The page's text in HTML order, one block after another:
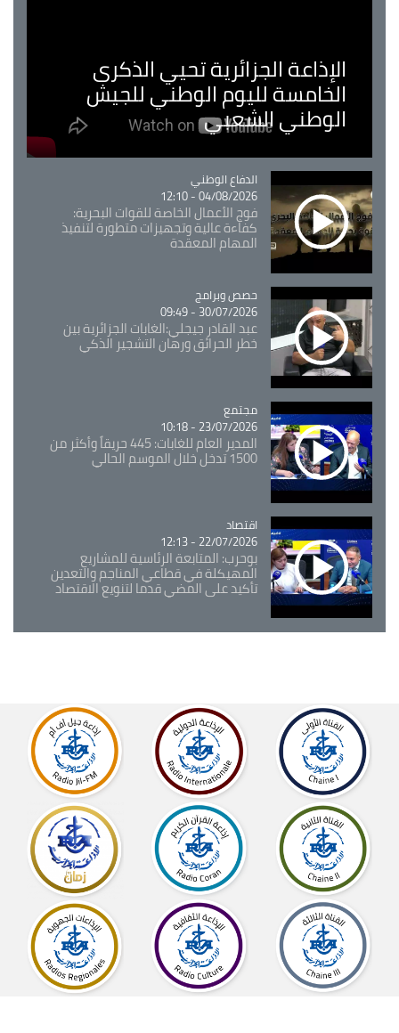
الإذاعة الجزائرية تحيي الذكرى
الخامسة لليوم الوطني للجيش
الوطني الشعبي
Catégorie
الدفاع الوطني
04/08/2026 - 12:10
فوج الأعمال الخاصة للقوات البحرية:
كفاءة عالية وتجهيزات متطورة لتنفيذ
المهام المعقدة
Catégorie
حصص وبرامج
30/07/2026 - 09:49
عبد القادر جيجلي:الغابات الجزائرية بين
خطر الحرائق ورهان التشجير الذكي
Catégorie
مجتمع
23/07/2026 - 10:18
المدير العام للغابات: 445 حريقاً وأكثر من
1500 تدخل خلال الموسم الحالي
Catégorie
اقتصاد
22/07/2026 - 12:13
بوحرب: المتابعة الرئاسية للمشاريع
المهيكلة في قطاعي المناجم والتعدين
تأكيد على المضي قدما لتنويع الاقتصاد